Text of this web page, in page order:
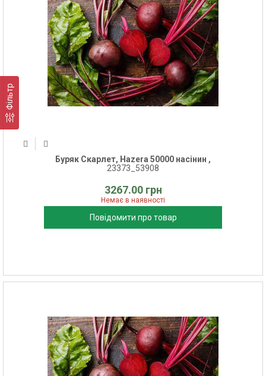
Фільтр
Буряк Скарлет, Hazera 50000 насінин ,
23373_53908
3267.00 грн
Немає в наявності
Повідомити про товар